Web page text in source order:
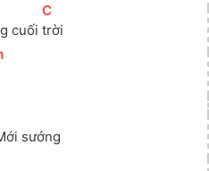
cuối
[
C
trời
sướng